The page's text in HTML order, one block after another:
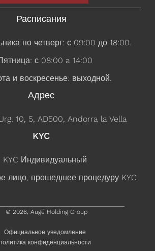
Расписания
по четверг: с 09:00 до 18:00.
с 08:00 a 14:00
и воскресенье: выходной.
Адрес
10, 5, AD500, Andorra la Vella
KYC
KYC Индивидуальный
лицо, прошедшее процедуру KYC
© 2026, Augé Holding Group
Официальное уведомление
конфиденциальности